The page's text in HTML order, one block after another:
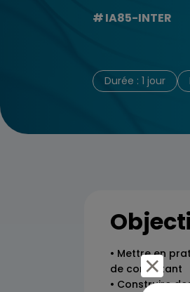
IA85-INTER
Durée : 1 jour
• Mettre en
de consultant
• Construire